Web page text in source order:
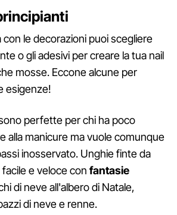
con le decorazioni puoi scegliere
o gli adesivi per creare la tua nail
mosse. Eccone alcune per
esigenze!
perfette per chi ha poco
alla manicure ma vuole comunque
inosservato. Unghie finte da
e veloce con fantasie
di neve all'albero di Natale,
di neve e renne.